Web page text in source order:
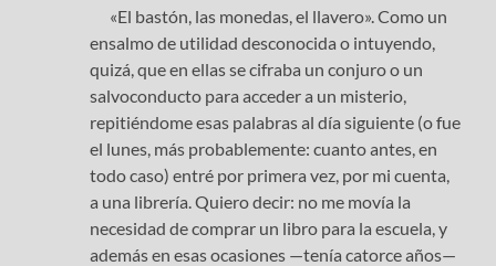
«El bastón, las monedas, el llavero». Como un
ensalmo de utilidad desconocida o intuyendo,
quizá, que en ellas se cifraba un conjuro o un
salvoconducto para acceder a un misterio,
repitiéndome esas palabras al día siguiente (o fue
el lunes, más probablemente: cuanto antes, en
todo caso) entré por primera vez, por mi cuenta,
a una librería. Quiero decir: no me movía la
necesidad de comprar un libro para la escuela, y
además en esas ocasiones —tenía catorce años—